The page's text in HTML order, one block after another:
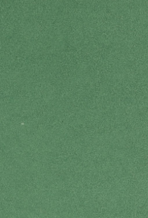
fd %
' m m m m